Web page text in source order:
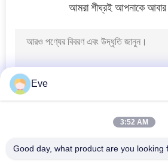
কার পেইন্ট থিনার
আমরা শীঘ্রই আপনাকে
Eve
3:52 AM
Good day, what product are you looking